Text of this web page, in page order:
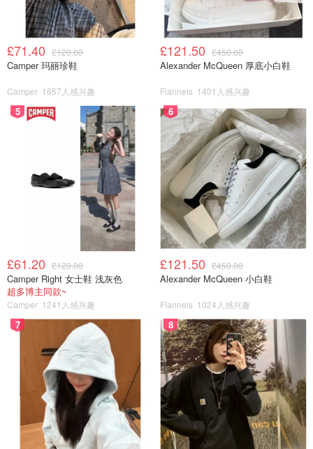
£71.40 £120.00
Camper 玛丽珍鞋
Camper 1657人感兴趣
£121.50 £450.00
Alexander McQueen 厚底小白鞋
Flannels 1401人感兴趣
5
£61.20 £120.00
Camper Right 女士鞋 浅灰色
超多博主同款~
Camper 1241人感兴趣
6
£121.50 £450.00
Alexander McQueen 小白鞋
Flannels 1024人感兴趣
7 8